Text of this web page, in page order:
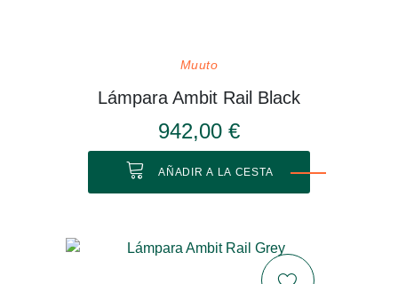
Muuto
Lámpara Ambit Rail Black
942,00 €
AÑADIR A LA CESTA